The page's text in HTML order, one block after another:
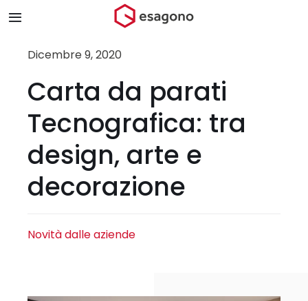
contenuto
Toggle
Navigation
Chi siamo
Prodotti & Brand
Store
Dicembre 9, 2020
Carta da parati
Tecnografica: tra
design, arte e
decorazione
Novità dalle aziende